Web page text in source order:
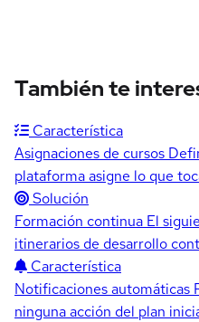
También te
Característica
Asignaciones de cursos
plataforma asigne lo que
Solución
Formación continua El
itinerarios de desarrollo
Característica
Notificaciones automáticas
ninguna acción del plan